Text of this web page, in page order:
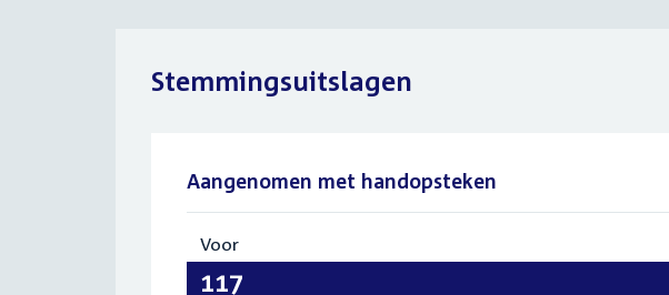
Stemmingsuitslagen
Aangenomen met handopsteken
Voor
117